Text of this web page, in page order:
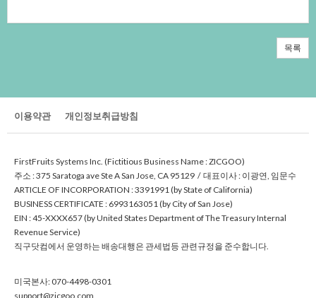
목록
이용약관 개인정보취급방침
FirstFruitsSystemsInc.(FictitiousBusinessName:ZICGOO)
주소:375SaratogaaveSteASanJose,CA95129/대표이사:이광연,임문수
ARTICLEOFINCORPORATION:3391991(byStateofCalifornia)
BUSINESSCERTIFICATE:6993163051(byCityofSanJose)
EIN:45-XXXX657(byUnitedStatesDepartmentofTheTreasuryInternal
RevenueService)
직구닷컴에서운영하는배송대행은관세법등관련규정을준수합니다.
미국본사:070-4498-0301
support@zicgoo.com